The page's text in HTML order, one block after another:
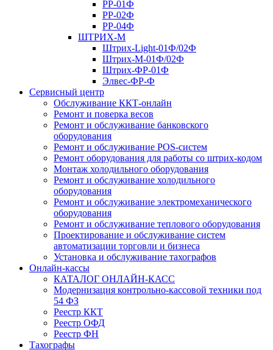
РР-01Ф
РР-02Ф
РР-04Ф
ШТРИХ-М
Штрих-Light-01Ф/02Ф
Штрих-М-01Ф/02Ф
Штрих-ФР-01Ф
Элвес-ФР-Ф
Сервисный центр
Обслуживание ККТ-онлайн
Ремонт и поверка весов
Ремонт и обслуживание банковского
оборудования
Ремонт и обслуживание POS-систем
Ремонт оборудования для работы со штрих-кодом
Монтаж холодильного оборудования
Ремонт и обслуживание холодильного
оборудования
Ремонт и обслуживание электромеханического
оборудования
Ремонт и обслуживание теплового оборудования
Проектирование и обслуживание систем
автоматизации торговли и бизнеса
Установка и обслуживание тахографов
Онлайн-кассы
КАТАЛОГ ОНЛАЙН-КАСС
Модернизация контрольно-кассовой техники под
54 ФЗ
Реестр ККТ
Реестр ОФД
Реестр ФН
Тахографы